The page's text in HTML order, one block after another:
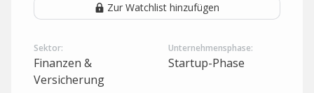
Zur Watchlist hinzufügen
Sektor:
Finanzen &
Versicherung
Unternehmensphase:
Startup-Phase